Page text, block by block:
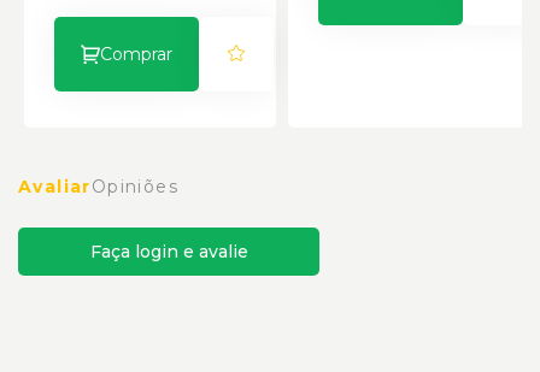
Comprar
AvaliarOpiniões
Faça login e avalie